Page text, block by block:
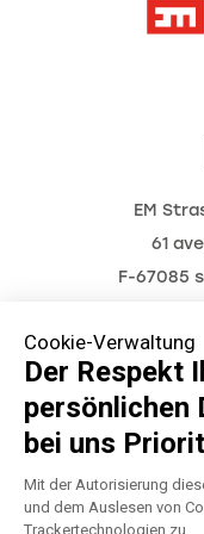
Cookie-Verwaltung
Der Respekt
persönlichen
bei uns
Mit der Autorisierung
und dem Auslesen von
Trackertechnologien zu.
EM
61
F-67085
Impressum
Datenschutzerklärung